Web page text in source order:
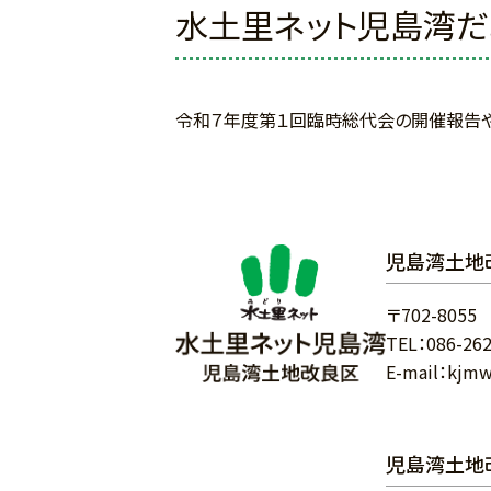
水土里ネット児島湾
令和７年度第１回臨時総代会の開催報告
児島湾土
〒702-8055
TEL：086-
E-mail：
児島湾土地